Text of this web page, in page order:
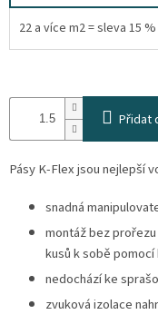
Obchodní
a
reklamace
program
Karavánek
Moje
Přihlášení
22 a více m2 = sleva 15 %
Přidat
Pásy K-Flex jsou nejlepší
snadná
montáž bez
kusů k sobě
nedochází ke
zvuková izolace